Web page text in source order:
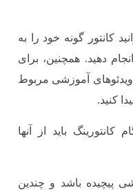
کانتور گونه خود را به
دهید. همچنین، برای
ویدئوهای آموزشی مربوط
کنید.
باید از آنها
پیچیده باشد و چندین